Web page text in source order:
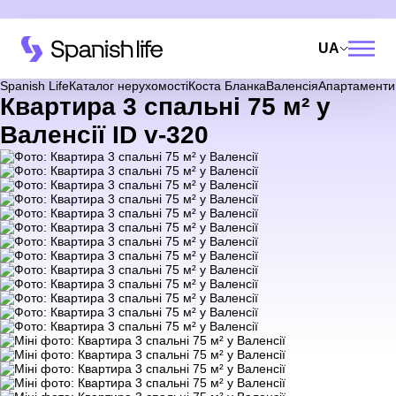
UA
Spanish LifeКаталог нерухомостіКоста БланкаВаленсіяАпартаменти
Квартира 3 спальні 75 м² у
Валенсії ID v-320